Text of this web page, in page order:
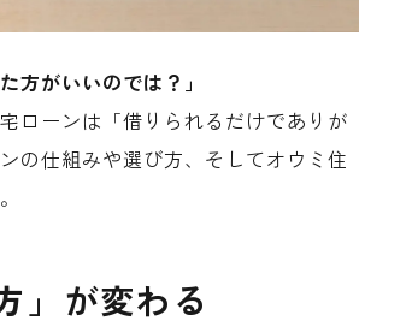
方がいいのでは？」
ローンは「借りられるだけでありが
の仕組みや選び方、そしてオウミ住
」が変わる